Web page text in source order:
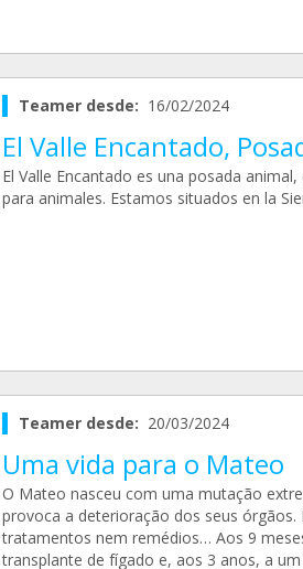
Teamer desde: 16/02/2024
El Valle Encantado,
El Valle Encantado es una posada
para animales. Estamos situados en la
Teamer desde: 20/03/2024
Uma vida para o Mateo
O Mateo nasceu com uma mutação
provoca a deterioração dos seus
tratamentos nem remédios… Aos 9
transplante de fígado e, aos 3 anos, a